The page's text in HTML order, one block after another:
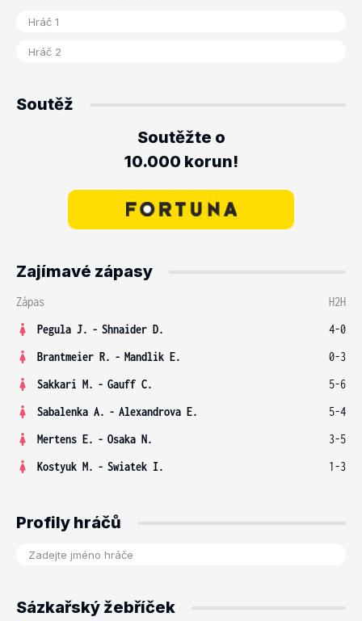
Soutěž
Soutěžte o
10.000 korun!
Zajímavé zápasy
Zápas
H2H
Pegula J. - Shnaider D.
4-0
Brantmeier R. - Mandlik E.
0-3
Sakkari M. - Gauff C.
5-6
Sabalenka A. - Alexandrova E.
5-4
Mertens E. - Osaka N.
3-5
Kostyuk M. - Swiatek I. 1-3
Profily hráčů
Sázkařský žebříček